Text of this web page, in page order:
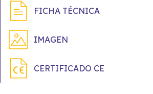
FICHA TÉCNICA
IMAGEN
CERTIFICADO CE